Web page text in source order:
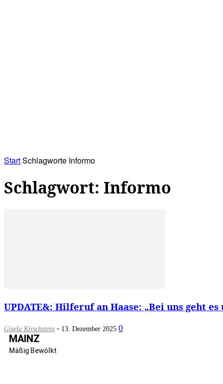
StartSchlagworte Informo
Schlagwort: Informo
UPDATE&: Hilferuf an Haase: „Bei uns geht
Gisela Kirschstein - 13. Dezember 2025 0
MAINZ
Mäßig Bewölkt